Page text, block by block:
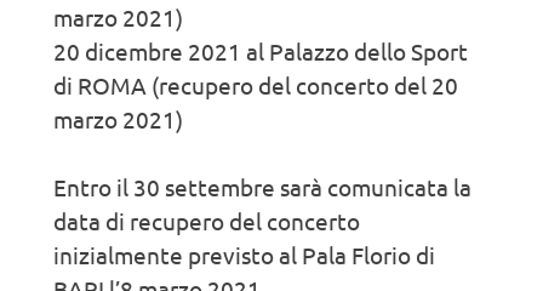
marzo 2021)
20 dicembre 2021 al Palazzo dello Sport
di ROMA (recupero del concerto del 20
marzo 2021)
Entro il 30 settembre sarà comunicata la
data di recupero del concerto
inizialmente previsto al Pala Florio di